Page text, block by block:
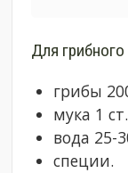
Для грибного
грибы
мука 1
вода 25-
специи.